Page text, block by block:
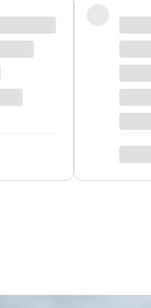
udało się zrobić w